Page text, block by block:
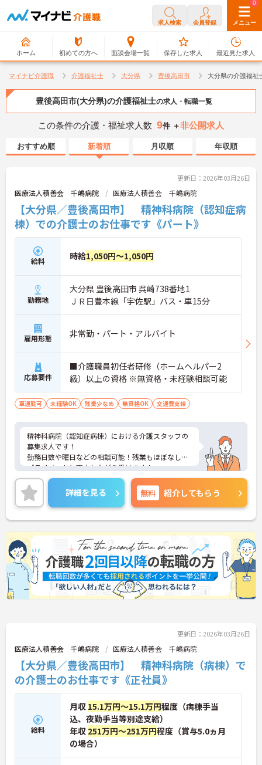
求人検索 会員登録 メニュー
ホーム 初めての方へ 面談会場一覧
0
保存した求人
0
最近見た求人
マイナビ介護職 介護福祉士 大分県 豊後高田市 大分県の介護福祉
豊後高田市(大分県)の介護福祉士の求人・転職一覧
この条件の介護・福祉求人数 9件 ＋非公開求人
おすすめ順 新着順 月収順 年収順
更新日：2026年03月26日
医療法人積善会 千嶋病院 医療法人積善会 千嶋病院
【大分県／豊後高田市】 精神科病院（認知症病
棟）での介護士のお仕事です《パート》
給料 時給1,050円～1,050円
勤務地
大分県 豊後高田市 呉崎738番地1
ＪＲ日豊本線「宇佐駅」バス・車15分
雇用形態 非常勤・パート・アルバイト
応募要件
■介護職員初任者研修（ホームヘルパー2
級）以上の資格 ※無資格・未経験相談可能
車通勤可 未経験OK 残業少なめ 無資格OK 交通費支給
精神科病院（認知症病棟）における介護スタッフの
募集求人です！
勤務日数や曜日などの相談可能！残業もほぼなし！
プライベートと両立しながら働けます！
経験の無い方も丁寧な指導で安心して介護のお仕事
を身に着けられます！
ご興味ある方には、面接のポイントなど、さらに詳
細をお話致しますのでお気軽にご相談ください。
詳細を見る 無料 紹介してもらう
更新日：2026年03月26日
医療法人積善会 千嶋病院 医療法人積善会 千嶋病院
【大分県／豊後高田市】 精神科病院（病棟）で
の介護士のお仕事です《正社員》
給料
月収 15.1万円～15.1万円程度（病棟手当
込、夜勤手当等別途支給）
年収 251万円～251万円程度（賞与5.0ヵ月
の場合）